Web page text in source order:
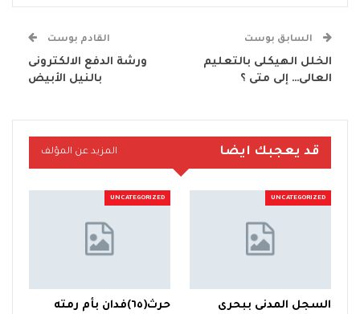
السابق بوست
الخلل الهيكلى بالتعليم
العالى… إلى متى ؟
القادم بوست
ورشة الدفع الالكترونى
بالنيل الأبيض
قد يعجبك ايضا المزيد عن المؤلف
UNCATEGORIZED
السجل المدنى ببحرى
UNCATEGORIZED
حرث(٦٥)فدان بأم رمته